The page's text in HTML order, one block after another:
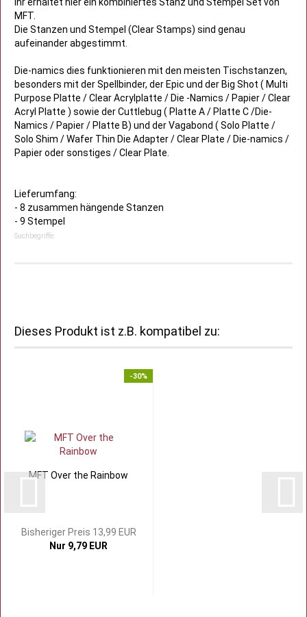
Ihr erhaltet hier ein kombiniertes Stanz und Stempel Set von
MFT.
Die Stanzen und Stempel (Clear Stamps) sind genau
aufeinander abgestimmt.
Die-namics dies funktionieren mit den meisten Tischstanzen,
besonders mit der Spellbinder, der Epic und der Big Shot ( Multi
Purpose Platte / Clear Acrylplatte / Die -Namics / Papier / Clear
Acryl Platte ) sowie der Cuttlebug ( Platte A / Platte C /Die-
Namics / Papier / Platte B) und der Vagabond ( Solo Platte /
Solo Shim / Wafer Thin Die Adapter / Clear Plate / Die-namics /
Papier oder sonstiges / Clear Plate.
Lieferumfang:
- 8 zusammen hängende Stanzen
- 9 Stempel
Suchbegriffe:
Dieses Produkt ist z.B. kompatibel zu:
-30%
MFT Over the Rainbow
Bisheriger Preis 13,99 EUR
Nur 9,79 EUR